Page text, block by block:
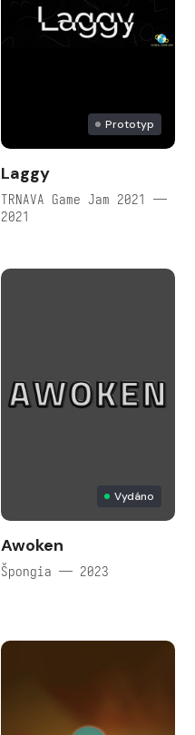
Prototyp
Laggy
TRNAVA Game Jam 2021 —
2021
Vydáno
Awoken
Špongia — 2023